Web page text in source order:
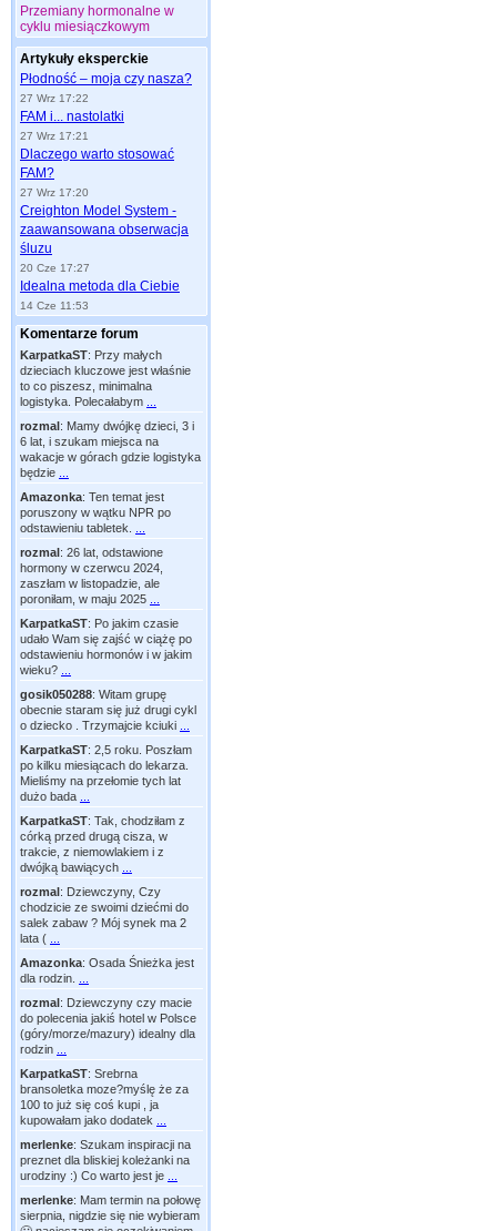
Przemiany hormonalne w
cyklu miesiączkowym
Artykuły eksperckie
Płodność – moja czy nasza?
27 Wrz 17:22
FAM i... nastolatki
27 Wrz 17:21
Dlaczego warto stosować
FAM?
27 Wrz 17:20
Creighton Model System -
zaawansowana obserwacja
śluzu
20 Cze 17:27
Idealna metoda dla Ciebie
14 Cze 11:53
Komentarze forum
KarpatkaST: Przy małych
dzieciach kluczowe jest właśnie
to co piszesz, minimalna
logistyka. Polecałabym
rozmal: Mamy dwójkę dzieci, 3 i
6 lat, i szukam miejsca na
wakacje w górach gdzie logistyka
będzie
Amazonka: Ten temat jest
poruszony w wątku NPR po
odstawieniu tabletek.
rozmal: 26 lat, odstawione
hormony w czerwcu 2024,
zaszłam w listopadzie, ale
poroniłam, w maju 2025
KarpatkaST: Po jakim czasie
udało Wam się zajść w ciążę po
odstawieniu hormonów i w jakim
wieku?
gosik050288: Witam grupę
obecnie staram się już drugi cykl
o dziecko . Trzymajcie kciuki
KarpatkaST: 2,5 roku. Poszłam
po kilku miesiącach do lekarza.
Mieliśmy na przełomie tych lat
dużo bada
KarpatkaST: Tak, chodziłam z
córką przed drugą cisza, w
trakcie, z niemowlakiem i z
dwójką bawiących
rozmal: Dziewczyny, Czy
chodzicie ze swoimi dziećmi do
salek zabaw ? Mój synek ma 2
lata (
Amazonka: Osada Śnieżka jest
dla rodzin.
rozmal: Dziewczyny czy macie
do polecenia jakiś hotel w Polsce
(góry/morze/mazury) idealny dla
rodzin
KarpatkaST: Srebrna
bransoletka moze?myślę że za
100 to już się coś kupi , ja
kupowałam jako dodatek
merlenke: Szukam inspiracji na
preznet dla bliskiej koleżanki na
urodziny :) Co warto jest je
merlenke: Mam termin na połowę
sierpnia, nigdzie się nie wybieram